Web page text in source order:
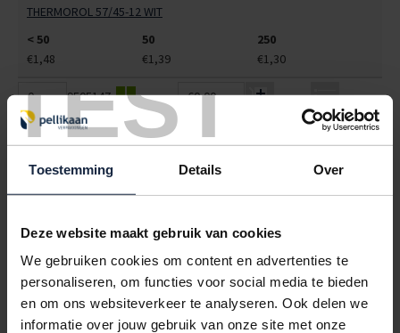
TEST
Toestemming Details Over
Deze website maakt gebruik van cookies
We gebruiken cookies om content en advertenties te
personaliseren, om functies voor social media te bieden
en om ons websiteverkeer te analyseren. Ook delen we
informatie over jouw gebruik van onze site met onze
THERMOROL 57/45-12 WIT
< 50
50
250
€1,48
€1,39 €1,30
9505147 €0,00
THERMOROL 60/70-12 WIT
< 50
THERMOROL 60/90-40 WIT
< 50
50
250
€4,44
€4,07 €3,70